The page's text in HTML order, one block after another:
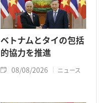
ベトナムとタイの包括
的協力を推進
08/08/2026 ニュース